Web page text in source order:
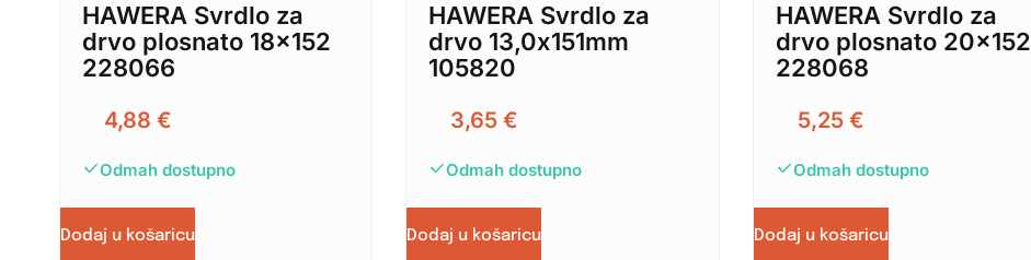
HAWERA Svrdlo za
drvo plosnato 18×152
228066
4,88 €
Odmah dostupno
Dodaj u košaricu
HAWERA Svrdlo za
drvo 13,0x151mm
105820
3,65€
Odmah dostupno
Dodaj u košaricu
HAWERA Svrdlo za
drvo plosnato 20×152
228068
5,25 €
Odmah dostupno
Dodaj u košaricu